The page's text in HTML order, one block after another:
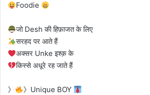
Foodie
जो Desh की हिफ़ाजत के लिए
सरहद पर आते हैं
अक्सर Unke इश्क़ के
किस्से अधूरे रह जाते हैं
》
》Unique BOY